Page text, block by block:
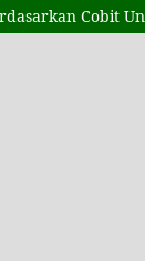
Cobit